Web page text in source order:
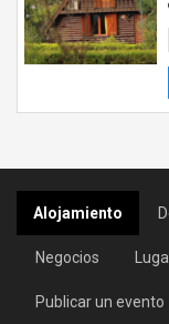
Alojamiento
Negocios
Publicar un evento